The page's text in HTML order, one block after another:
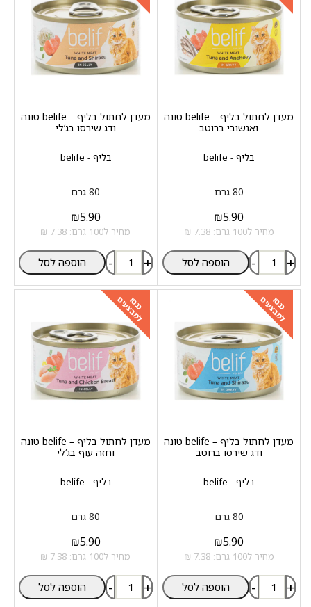
בליף - belife
מעדן לחתול בליף – belife טונה
ואנשובי ברוטב
80 גרם
₪5.90
מחיר ל100 גרם: 7.38 ₪
- + הוספה לסל
בליף - belife
מעדן לחתול בליף – belife טונה
ודג שירסו בג‘לי
80 גרם
₪5.90
מחיר ל100 גרם: 7.38 ₪
- + הוספה לסל
כנסו
למבצעים
בליף - belife
מעדן לחתול בליף – belife טונה
ודג שירסו ברוטב
80 גרם
₪5.90
מחיר ל100 גרם: 7.38 ₪
- + הוספה לסל
כנסו
למבצעים
בליף - belife
מעדן לחתול בליף – belife טונה
וחזה עוף בג‘לי
80 גרם
₪5.90
מחיר ל100 גרם: 7.38 ₪
- + הוספה לסל